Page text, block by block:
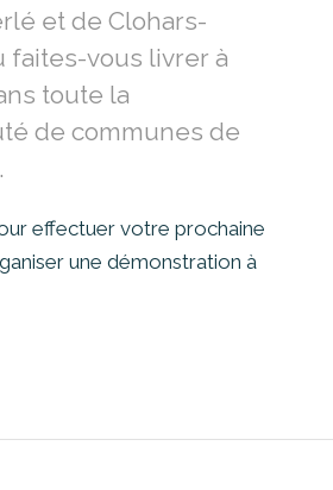
et de Clohars-
faites-vous livrer à
toute la
de communes de
effectuer votre prochaine
une démonstration à